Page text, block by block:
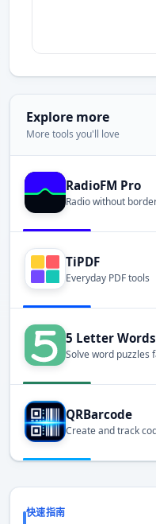
Explore more
More tools you'll love
RadioFM Pro
Radio without
TiPDF
Everyday PDF tools
5 Letter Words
Solve word puzzles
QRBarcode
Create and track
快速指南